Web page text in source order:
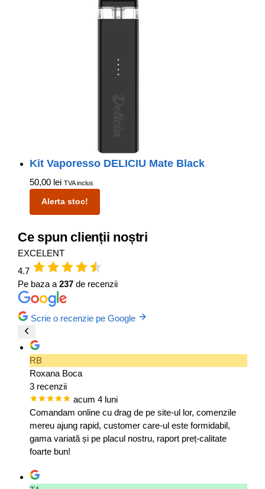
Kit Vaporesso DELICIU Mate Black
50,00 lei TVA inclus
Alerta stoc!
Ce spun clienții noștri
EXCELENT
4.7
Pe baza a 237 de recenzii
Scrie o recenzie pe Google
RB
Roxana Boca
3 recenzii
acum 4 luni
Comandam online cu drag de pe site-ul lor, comenzile
mereu ajung rapid, customer care-ul este formidabil,
gama variată și pe placul nostru, raport preț-calitate
foarte bun!